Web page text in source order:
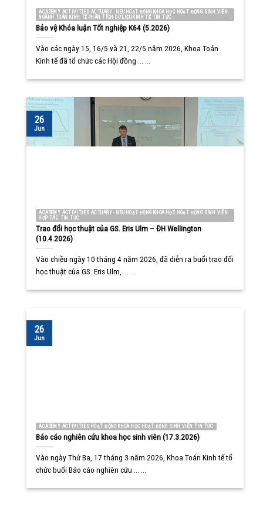
ACADEMY ACTIVITIES ACTUARY - NEU HOẠT ĐỘNG KHOA HỌC HOẠT ĐỘNG SINH VIÊN
NGÀNH TOÁN KINH TẾ PHÂN TÍCH DỮ LIỆU KINH TẾ TIN TỨC
Bảo vệ Khóa luận Tốt nghiệp K64 (5.2026)
Vào các ngày 15, 16/5 và 21, 22/5 năm 2026, Khoa Toán
Kinh tế đã tổ chức các Hội đồng ... ...
ACADEMY ACTIVITIES ACTUARY - NEU HOẠT ĐỘNG KHOA HỌC HOẠT ĐỘNG SINH VIÊN
HỢP TÁC TIN TỨC
Trao đổi học thuật của GS. Eris Ulm – ĐH Wellington
(10.4.2026)
Vào chiều ngày 10 tháng 4 năm 2026, đã diễn ra buổi trao đổi
học thuật của GS. Eris Ulm, ... ...
26
Jun
ACADEMY ACTIVITIES HOẠT ĐỘNG KHOA HỌC HOẠT ĐỘNG SINH VIÊN TIN TỨC
Báo cáo nghiên cứu khoa học sinh viên (17.3.2026)
Vào ngày Thứ Ba, 17 tháng 3 năm 2026, Khoa Toán Kinh tế tổ
chức buổi Báo cáo nghiên cứu ... ...
26
Jun